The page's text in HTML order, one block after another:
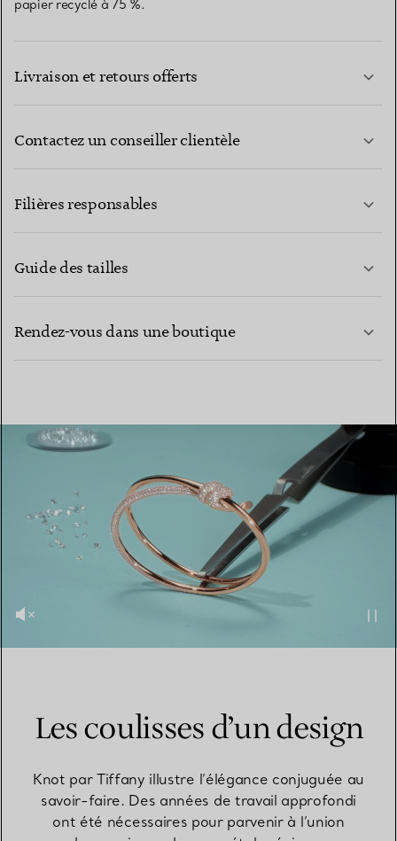
papier recyclé à 75 %.
Livraison et retours offerts
Contactez un conseiller clientèle
Filières responsables
Guide des tailles
Rendez-vous dans une boutique
TROUVEZ LA BOUTIQUE LA PLUS PROCHE
Les coulisses d’un design
Knot par Tiffany illustre l’élégance conjuguée au
savoir-faire. Des années de travail approfondi
ont été nécessaires pour parvenir à l’union